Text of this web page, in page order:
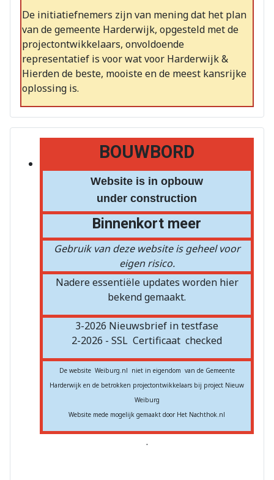
De initiatiefnemers zijn van mening dat het plan
van de gemeente Harderwijk, opgesteld met de
projectontwikkelaars, onvoldoende
representatief is voor wat voor Harderwijk &
Hierden de beste, mooiste en de meest kansrijke
oplossing is.
BOUWBORD
Website is in opbouw
under construction
Binnenkort meer
Gebruik van deze website is geheel voor
eigen risico.
Nadere essentiële updates worden hier
bekend gemaakt.
3-2026 Nieuwsbrief in testfase
2-2026 - SSL Certificaat checked
De website Weiburg.nl niet in eigendom van de Gemeente
Harderwijk en de betrokken projectontwikkelaars bij project Nieuw
Weiburg
Website mede mogelijk gemaakt door Het Nachthok.nl
.